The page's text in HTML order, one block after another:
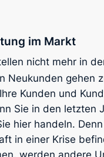
im Markt
nicht mehr in
Neukunden gehen
Kunden und
Sie in den letzten
hier handeln.
in einer Krise
werden andere